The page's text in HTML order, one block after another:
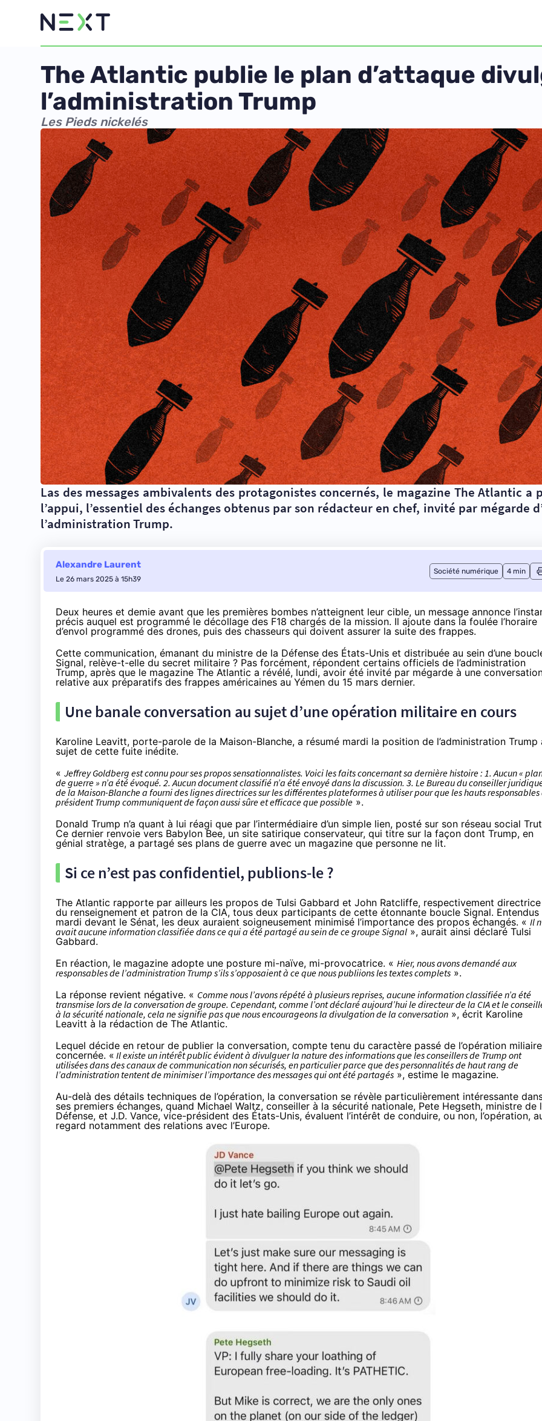
The Atlantic publie le plan d’attaque
l’administration Trump
Les Pieds nickelés
Las des messages ambivalents des protagonistes concernés, le magazine The Atlantic
l’appui, l’essentiel des échanges obtenus par son rédacteur en chef, invité par mégarde
l’administration Trump.
Alexandre Laurent
Le 26 mars 2025 à 15h39
Société numérique 4 min
Deux heures et demie avant que les premières bombes n’atteignent leur cible, un message annonce
précis auquel est programmé le décollage des F18 chargés de la mission. Il ajoute dans la foulée l’horaire
d’envol programmé des drones, puis des chasseurs qui doivent assurer la suite des frappes.
Cette communication, émanant du ministre de la Défense des États-Unis et distribuée au sein d’une
Signal, relève-t-elle du secret militaire ? Pas forcément, répondent certains officiels de l’administration
Trump, après que le magazine The Atlantic a révélé, lundi, avoir été invité par mégarde à une
relative aux préparatifs des frappes américaines au Yémen du 15 mars dernier.
Une banale conversation au sujet d’une opération militaire en cours
Karoline Leavitt, porte-parole de la Maison-Blanche, a résumé mardi la position de l’administration Trump
sujet de cette fuite inédite.
« Jeffrey Goldberg est connu pour ses propos sensationnalistes. Voici les faits concernant sa dernière histoire : 1. Aucun «
de guerre » n’a été évoqué. 2. Aucun document classifié n’a été envoyé dans la discussion. 3. Le Bureau du conseiller
de la Maison-Blanche a fourni des lignes directrices sur les différentes plateformes à utiliser pour que les hauts responsables
président Trump communiquent de façon aussi sûre et efficace que possible ».
Donald Trump n’a quant à lui réagi que par l’intermédiaire d’un simple lien, posté sur son réseau social
Ce dernier renvoie vers Babylon Bee, un site satirique conservateur, qui titre sur la façon dont Trump, en
génial stratège, a partagé ses plans de guerre avec un magazine que personne ne lit.
Si ce n’est pas confidentiel, publions-le ?
The Atlantic rapporte par ailleurs les propos de Tulsi Gabbard et John Ratcliffe, respectivement directrice
du renseignement et patron de la CIA, tous deux participants de cette étonnante boucle Signal. Entendus
mardi devant le Sénat, les deux auraient soigneusement minimisé l’importance des propos échangés. « Il
avait aucune information classifiée dans ce qui a été partagé au sein de ce groupe Signal », aurait ainsi déclaré Tulsi
Gabbard.
En réaction, le magazine adopte une posture mi-naïve, mi-provocatrice. « Hier, nous avons demandé aux
responsables de l’administration Trump s’ils s’opposaient à ce que nous publiions les textes complets ».
La réponse revient négative. « Comme nous l’avons répété à plusieurs reprises, aucune information classifiée n’a été
transmise lors de la conversation de groupe. Cependant, comme l’ont déclaré aujourd’hui le directeur de la CIA et le
à la sécurité nationale, cela ne signifie pas que nous encourageons la divulgation de la conversation », écrit Karoline
Leavitt à la rédaction de The Atlantic.
Lequel décide en retour de publier la conversation, compte tenu du caractère passé de l’opération miliaire
concernée. « Il existe un intérêt public évident à divulguer la nature des informations que les conseillers de Trump ont
utilisées dans des canaux de communication non sécurisés, en particulier parce que des personnalités de haut rang de
l’administration tentent de minimiser l’importance des messages qui ont été partagés », estime le magazine.
Au-delà des détails techniques de l’opération, la conversation se révèle particulièrement intéressante
ses premiers échanges, quand Michael Waltz, conseiller à la sécurité nationale, Pete Hegseth, ministre de
Défense, et J.D. Vance, vice-président des États-Unis, évaluent l’intérêt de conduire, ou non, l’opération,
regard notamment des relations avec l’Europe.